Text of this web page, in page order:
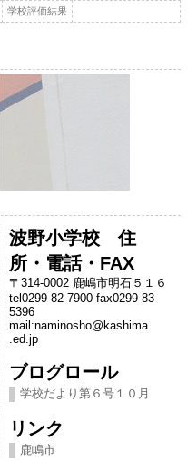
学校評価結果
波野小学校 住
所・電話・FAX
〒314-0002 鹿嶋市明石５１６
tel0299-82-7900 fax0299-83-
5396
mail:naminosho@kashima
.ed.jp
ブログロール
学校だより第６号１０月
リンク
鹿嶋市